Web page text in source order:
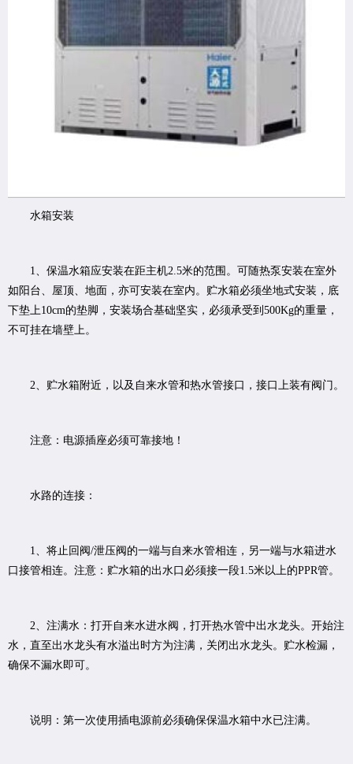
水箱安装
1、保温水箱应安装在距主机2.5米的范围。可随热泵安装在室外
如阳台、屋顶、地面，亦可安装在室内。贮水箱必须坐地式安装，底
下垫上10cm的垫脚，安装场合基础坚实，必须承受到500Kg的重量，
不可挂在墙壁上。
2、贮水箱附近，以及自来水管和热水管接口，接口上装有阀门。
注意：电源插座必须可靠接地！
水路的连接：
1、将止回阀/泄压阀的一端与自来水管相连，另一端与水箱进水
口接管相连。注意：贮水箱的出水口必须接一段1.5米以上的PPR管。
2、注满水：打开自来水进水阀，打开热水管中出水龙头。开始注
水，直至出水龙头有水溢出时方为注满，关闭出水龙头。贮水检漏，
确保不漏水即可。
说明：第一次使用插电源前必须确保保温水箱中水已注满。